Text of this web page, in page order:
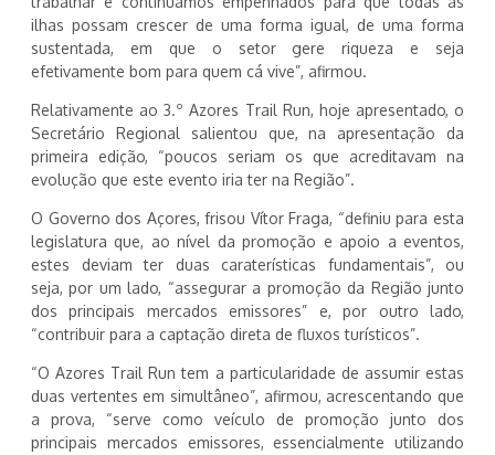
ilhas possam crescer de uma forma igual, de uma forma
sustentada, em que o setor gere riqueza e seja
efetivamente bom para quem cá vive”, afirmou.
Relativamente ao 3.º Azores Trail Run, hoje apresentado, o
Secretário Regional salientou que, na apresentação da
primeira edição, “poucos seriam os que acreditavam na
evolução que este evento iria ter na Região”.
O Governo dos Açores, frisou Vítor Fraga, “definiu para esta
legislatura que, ao nível da promoção e apoio a eventos,
estes deviam ter duas caraterísticas fundamentais”, ou
seja, por um lado, “assegurar a promoção da Região junto
dos principais mercados emissores” e, por outro lado,
“contribuir para a captação direta de fluxos turísticos”.
“O Azores Trail Run tem a particularidade de assumir estas
duas vertentes em simultâneo”, afirmou, acrescentando que
a prova, “serve como veículo de promoção junto dos
principais mercados emissores, essencialmente utilizando